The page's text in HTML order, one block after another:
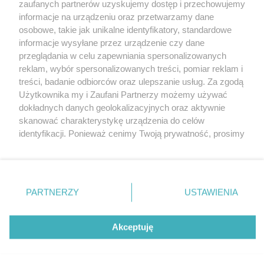
Bankomaty
Msze święte
Nocna pomoc lekarska
Taxi
REKLAMA
Banery i artykuły
Reklama wideo
Copyright 2010-2026 OstrowMaz24.pl. Realizacja:PRO-
Współpraca serwis
zaufanych partnerów uzyskujemy dostęp i przechowujemy
informacje na urządzeniu oraz przetwarzamy dane
osobowe, takie jak unikalne identyfikatory, standardowe
informacje wysyłane przez urządzenie czy dane
przeglądania w celu zapewniania spersonalizowanych
reklam, wybór spersonalizowanych treści, pomiar reklam i
treści, badanie odbiorców oraz ulepszanie usług. Za zgodą
Użytkownika my i Zaufani Partnerzy możemy używać
dokładnych danych geolokalizacyjnych oraz aktywnie
skanować charakterystykę urządzenia do celów
identyfikacji. Ponieważ cenimy Twoją prywatność, prosimy
prywatności znajdujący się w lewym dolnym rogu strony
. Niektóre rodzaje przetwarzania danych nie wymagają
zgody użytkownika, ale masz prawo sprzeciwić się
takiemu przetwarzaniu. Preferencje będą miały
zastosowania tylko na tej witrynie.
PARTNERZY USTAWIENIA
Akceptuję